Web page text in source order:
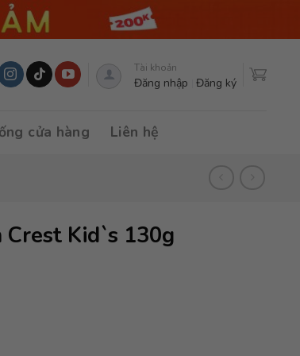
Tài khoản
Đăng nhập Đăng ký
cửa hàng Liên hệ
Kid`s 130g